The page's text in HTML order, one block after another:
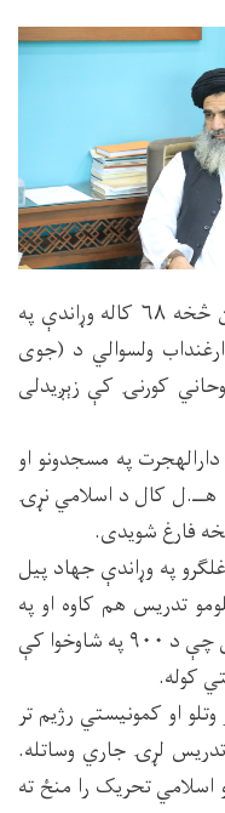
مرحوم مولوي عبدالغفار آغا زوی، له نن څخه ۶۸ کاله وړاندې په
ارغنداب ولسوالي د (جوی
کورنۍ کې زېږیدلی
په مسجدونو او
مدارسو کې حاصلې کړیدي او په ۱۳۵۷ هــ.ل کال د اسلامي نړۍ
فارغ شویدی.
په وړاندې جهاد پیل
تدریس هم کاوه او په
دارالهجرت کې یې د یوې سترې مدرسې چې د ۹۰۰ په شاوخوا کې
کوله.
او کمونیستي رژیم تر
لړۍ جاري وساتله.
اسلامي تحریک را منځ ته